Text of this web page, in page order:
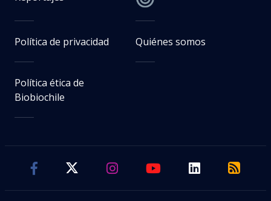
Política de privacidad Quiénes somos
Política ética de
Biobiochile